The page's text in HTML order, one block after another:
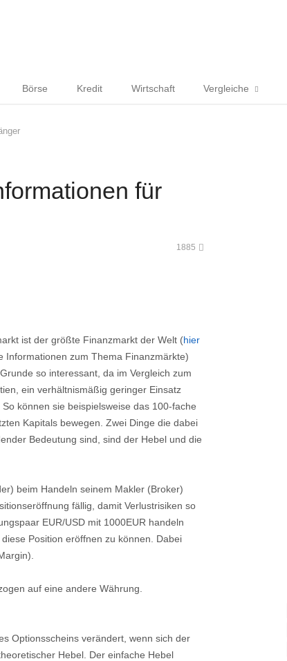
Börse Kredit Wirtschaft Vergleiche
für
1885
ist der größte Finanzmarkt der Welt (hier
Informationen zum Thema Finanzmärkte)
so interessant, da im Vergleich zum
ein verhältnismäßig geringer Einsatz
So können sie beispielsweise das 100-fache
Kapitals bewegen. Zwei Dinge die dabei
Bedeutung sind, sind der Hebel und die
beim Handeln seinem Makler (Broker)
fällig, damit Verlustrisiken so
EUR/USD mit 1000EUR handeln
Position eröffnen zu können. Dabei
auf eine andere Währung.
Optionsscheins verändert, wenn sich der
Hebel. Der einfache Hebel